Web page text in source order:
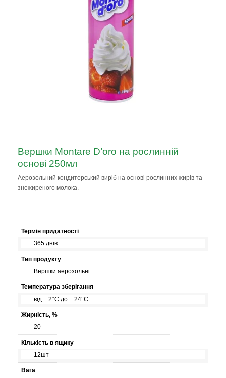
Вершки Montare D’oro на рослинній
основі 250мл
Аерозольний кондитерський виріб на основі рослинних жирів та
знежиреного молока.
Термін придатності
365 днів
Тип продукту
Вершки аерозольні
Температура зберігання
від + 2°С до + 24°С
Жирність, %
20
Кількість в ящику
12шт
Вага